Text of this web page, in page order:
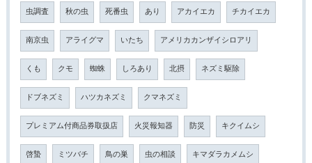
虫調査 秋の虫 死番虫 あり アカイエカ チカイエカ
南京虫 アライグマ いたち アメリカカンザイシロアリ
くも クモ 蜘蛛 しろあり 北摂 ネズミ駆除
ドブネズミ ハツカネズミ クマネズミ
プレミアム付商品券取扱店 火災報知器 防災 キクイムシ
啓蟄 ミツバチ 鳥の巣 虫の相談 キマダラカメムシ